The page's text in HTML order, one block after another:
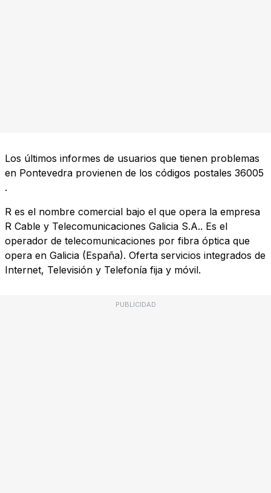
Los últimos informes de usuarios que tienen problemas
en Pontevedra provienen de los códigos postales 36005
.
R es el nombre comercial bajo el que opera la empresa
R Cable y Telecomunicaciones Galicia S.A.. Es el
operador de telecomunicaciones por fibra óptica que
opera en Galicia (España). Oferta servicios integrados de
Internet, Televisión y Telefonía fija y móvil.
PUBLICIDAD